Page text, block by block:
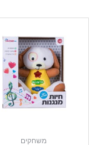
משחקים